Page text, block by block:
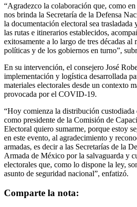
“Agradezco la colaboración que, como
nos brinda la Secretaría de la Defensa
la documentación electoral sea trasladada
las rutas e itinerarios establecidos,
exitosamente a lo largo de tres décadas al
políticas y de los gobiernos en turno”,
En su intervención, el consejero José
implementación y logística desarrollada
materiales electorales desde un contexto
provocada por el COVID-19.
“Hoy comienza la distribución custodiada
como presidente de la Comisión de
Electoral quiero sumarme, porque estoy
en este evento, al agradecimiento y
armadas, es decir a las Secretarías de la
Armada de México por la salvaguarda y
electorales que, como lo dispone la ley,
asunto de seguridad nacional”, enfatizó.
Comparte la nota: